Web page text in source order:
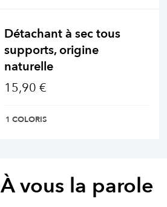
Détachant à sec tous
supports, origine
naturelle
15,90 €
1 COLORIS
À vous la parole